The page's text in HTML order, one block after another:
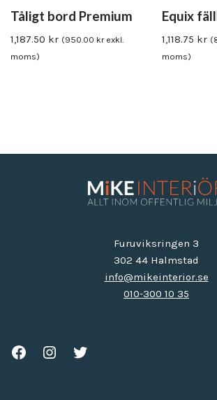
Tåligt bord Premium
1,187.50 kr (950.00 krexkl.
moms)
Equix
1,118.75 kr (
moms)
Furuviksringen 3
302 44 Halmstad
info@mikeinterior.se
010-300 10 35